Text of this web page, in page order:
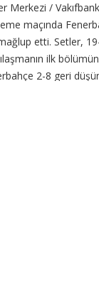
Merkezi /
maçında
etti. Setler,
ilk
2-8 geri